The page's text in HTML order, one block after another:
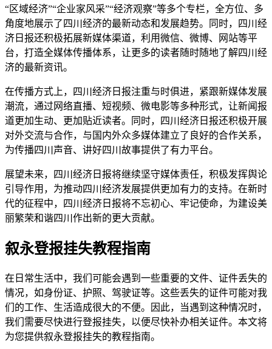
“区域经济”“企业家风采”“经济观察”等多个专栏，全方位、多
角度地展示了四川经济的最新动态和发展趋势。同时，四川经
济日报还积极拓展新媒体渠道，利用微信、微博、网站等平
台，打造全媒体传播体系，让更多的读者随时随地了解四川经
济的最新资讯。
在传播方式上，四川经济日报注重与时俱进，紧跟新媒体发展
潮流，通过网络直播、短视频、微电影等多种形式，让新闻报
道更加生动、更加贴近读者。同时，四川经济日报还积极开展
对外交流与合作，与国内外众多媒体建立了良好的合作关系，
为传播四川声音、讲好四川故事提供了有力平台。
展望未来，四川经济日报将继续坚守媒体责任，积极发挥舆论
引导作用，为推动四川经济发展提供更加有力的支持。在新时
代的征程中，四川经济日报将不忘初心、牢记使命，为建设美
丽繁荣和谐四川作出新的更大贡献。
叙永登报挂失教程指南
在日常生活中，我们可能会遇到一些重要的文件、证件丢失的
情况，如身份证、护照、驾驶证等。这些丢失的证件可能对我
们的工作、生活造成很大的不便。因此，当遇到这种情况时，
我们需要尽快进行登报挂失，以便尽快补办相关证件。本文将
为您提供叙永登报挂失的教程指南。